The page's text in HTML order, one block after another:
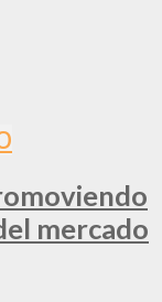
mercado